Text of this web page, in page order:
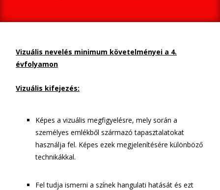
Vizuális nevelés minimum követelményei a 4.
évfolyamon
Vizuális kifejezés:
Képes a vizuális megfigyelésre, mely során a
személyes emlékből származó tapasztalatokat
használja fel. Képes ezek megjelenítésére különböző
technikákkal.
Fel tudja ismerni a színek hangulati hatását és ezt